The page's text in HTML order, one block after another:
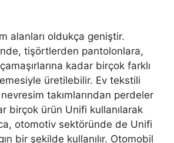
alanları oldukça geniştir.
tişörtlerden pantolonlara,
kadar birçok farklı
üretilebilir. Ev tekstili
takımlarından perdeler
birçok ürün Unifi kullanılarak
otomotiv sektöründe de Unifi
bir şekilde kullanılır. Otomobil